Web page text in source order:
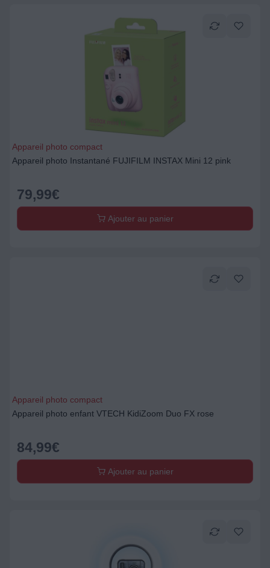
Appareil photo compact
Appareil photo Instantané FUJIFILM INSTAX Mini 12 pink
79,99€
Ajouter au panier
Appareil photo compact
Appareil photo enfant VTECH KidiZoom Duo FX rose
84,99€
Ajouter au panier